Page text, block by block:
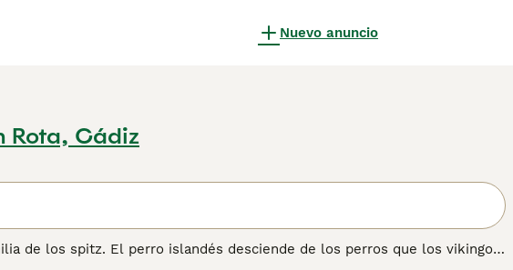
Nuevo anuncio
Rota, Cádiz
de los spitz. El perro islandés desciende de los perros que los vikingos